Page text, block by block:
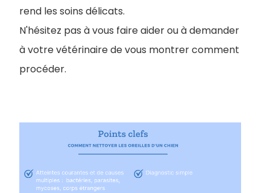
rend les soins délicats.
N'hésitez pas à vous faire aider ou à demander
à votre vétérinaire de vous montrer comment
procéder.